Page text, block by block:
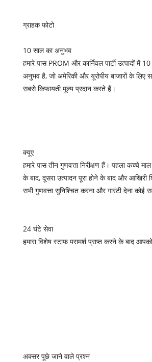
ग्राहक फोटो
10 साल का अनुभव
हमारे पास PROM और कार्निवल पार्टी उत्पादों में
अनुभव है, जो अमेरिकी और यूरोपीय बाजारों के लिए
सबसे किफायती मूल्य प्रदान करते हैं।
क्यूए
हमारे पास तीन गुणवत्ता निरीक्षण हैं। पहला कच्चे
के बाद, दूसरा उत्पादन पूरा होने के बाद और
सभी गुणवत्ता सुनिश्चित करना और गारंटी देना कोई
24 घंटे सेवा
हमारा विशेष स्टाफ परामर्श प्राप्त करने के बाद
अक्सर पूछे जाने वाले प्रश्न